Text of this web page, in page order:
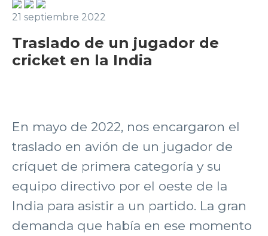
21 septiembre 2022
Traslado de un jugador de
cricket en la India
En mayo de 2022, nos encargaron el
traslado en avión de un jugador de
críquet de primera categoría y su
equipo directivo por el oeste de la
India para asistir a un partido. La gran
demanda que había en ese momento